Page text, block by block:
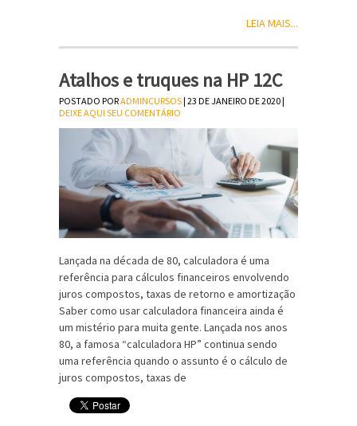
LEIA MAIS...
Atalhos e truques na HP 12C
POSTADO PORADMINCURSOS| 23 DE JANEIRO DE 2020 |
DEIXE AQUI SEU COMENTÁRIO
Lançada na década de 80, calculadora é uma
referência para cálculos financeiros envolvendo
juros compostos, taxas de retorno e amortização
Saber como usar calculadora financeira ainda é
um mistério para muita gente. Lançada nos anos
80, a famosa “calculadora HP” continua sendo
uma referência quando o assunto é o cálculo de
juros compostos, taxas de